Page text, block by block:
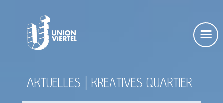
AKTUELLES KREATIVES QUARTIER